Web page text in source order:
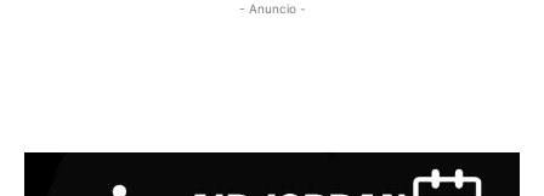
- Anuncio -